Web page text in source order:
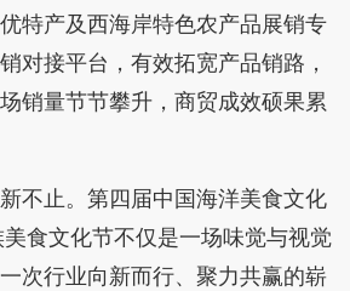
特产及西海岸特色农产品展销专
对接平台，有效拓宽产品销路，
销量节节攀升，商贸成效硕果累
不止。第四届中国海洋美食文化
食文化节不仅是一场味觉与视觉
次行业向新而行、聚力共赢的崭